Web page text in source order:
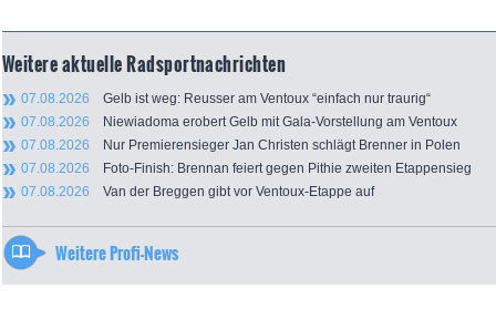
Weitere aktuelle Radsportnachrichten
07.08.2026 Gelb ist weg: Reusser am Ventoux “einfach nur traurig“
07.08.2026 Niewiadoma erobert Gelb mit Gala-Vorstellung am Ventoux
07.08.2026 Nur Premierensieger Jan Christen schlägt Brenner in Polen
07.08.2026 Foto-Finish: Brennan feiert gegen Pithie zweiten Etappensieg
07.08.2026 Van der Breggen gibt vor Ventoux-Etappe auf
Weitere Profi-News